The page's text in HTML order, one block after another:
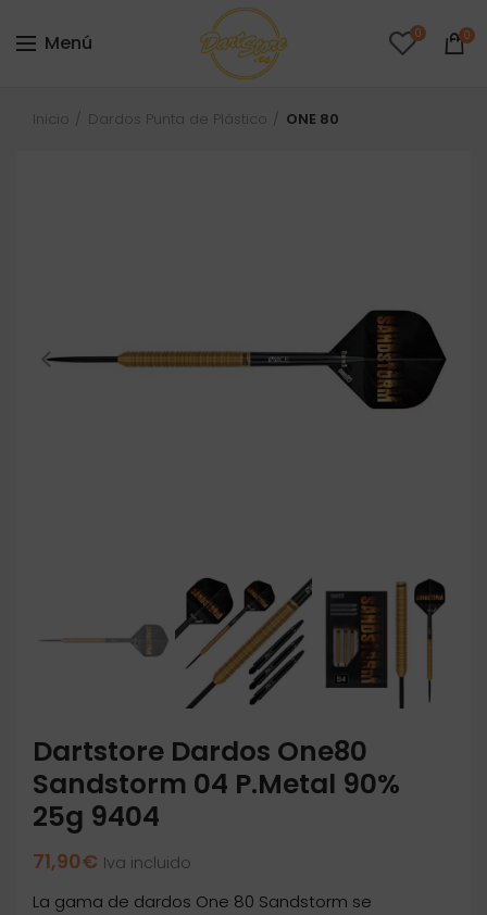
Menú 0 0
Inicio Dardos Punta de Plástico ONE 80
Dartstore Dardos One80
Sandstorm 04 P.Metal 90%
25g 9404
71,90€ Iva incluido
La gama de dardos One 80 Sandstorm se